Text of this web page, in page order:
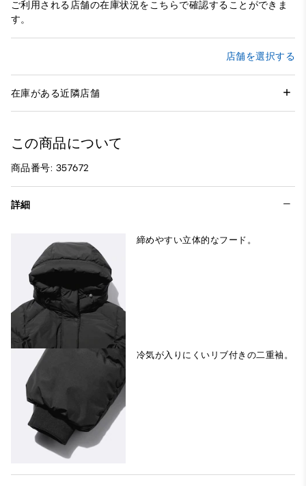
ご利用される店舗の在庫状況をこちらで確認することができま
す。
店舗を選択する
在庫がある近隣店舗
この商品について
商品番号: 357672
詳細
締めやすい立体的なフード。
冷気が入りにくいリブ付きの二重袖。